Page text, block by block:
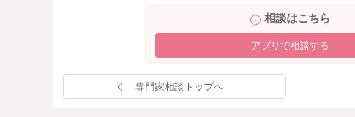
相談はこちら
アプリで相談する
専門家相談トップへ